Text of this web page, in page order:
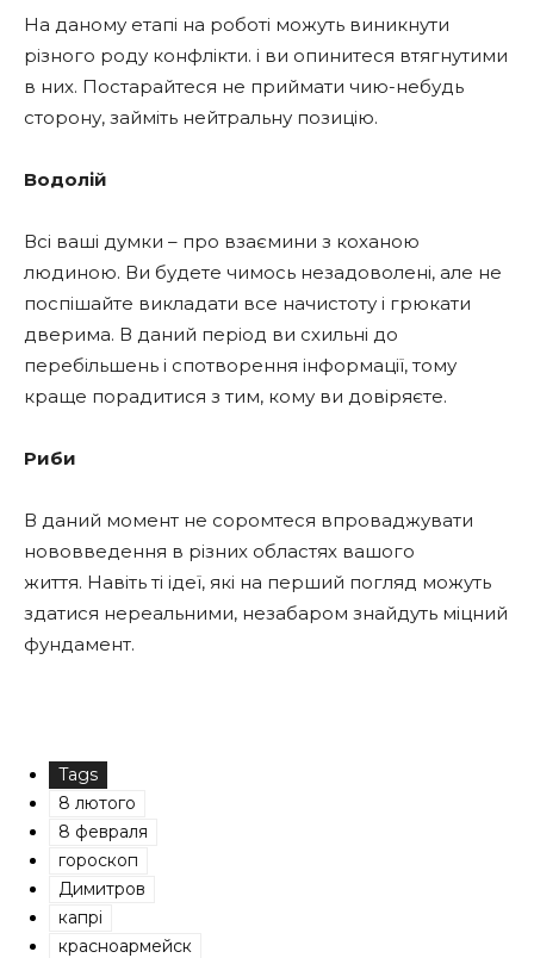
На даному етапі на роботі можуть виникнути
різного роду конфлікти. і ви опинитеся втягнутими
в них. Постарайтеся не приймати чию-небудь
сторону, займіть нейтральну позицію.
Водолій
Всі ваші думки – про взаємини з коханою
людиною. Ви будете чимось незадоволені, але не
поспішайте викладати все начистоту і грюкати
дверима. В даний період ви схильні до
перебільшень і спотворення інформації, тому
краще порадитися з тим, кому ви довіряєте.
Риби
В даний момент не соромтеся впроваджувати
нововведення в різних областях вашого
життя. Навіть ті ідеї, які на перший погляд можуть
здатися нереальними, незабаром знайдуть міцний
фундамент.
Tags
8 лютого
8 февраля
гороскоп
Димитров
капрі
красноармейск